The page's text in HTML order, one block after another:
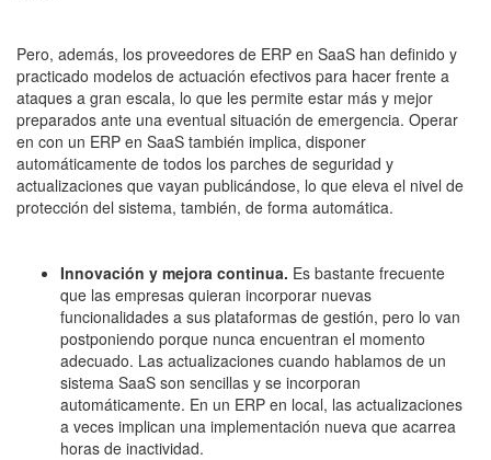
Pero, además, los proveedores de ERP en SaaS han definido y
practicado modelos de actuación efectivos para hacer frente a
ataques a gran escala, lo que les permite estar más y mejor
preparados ante una eventual situación de emergencia. Operar
en con un ERP en SaaS también implica, disponer
automáticamente de todos los parches de seguridad y
actualizaciones que vayan publicándose, lo que eleva el nivel de
protección del sistema, también, de forma automática.
Innovación y mejora continua. Es bastante frecuente
que las empresas quieran incorporar nuevas
funcionalidades a sus plataformas de gestión, pero lo van
postponiendo porque nunca encuentran el momento
adecuado. Las actualizaciones cuando hablamos de un
sistema SaaS son sencillas y se incorporan
automáticamente. En un ERP en local, las actualizaciones
a veces implican una implementación nueva que acarrea
horas de inactividad.